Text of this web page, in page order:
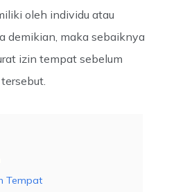
oleh individu atau
demikian, maka sebaiknya
izin tempat sebelum
Tempat